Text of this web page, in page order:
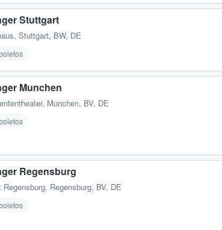
Stuttgart
, Stuttgart, BW, DE
Munchen
, Munchen, BV, DE
Regensburg
Regensburg, Regensburg, BV, DE